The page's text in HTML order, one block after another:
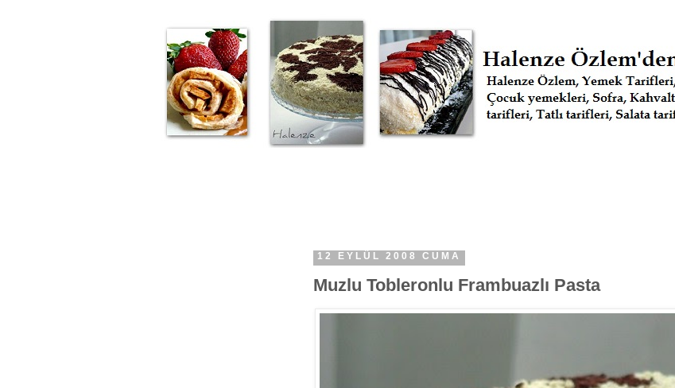
12 EYLÜL 2008 CUMA
Muzlu Tobleronlu Frambuazlı Pasta